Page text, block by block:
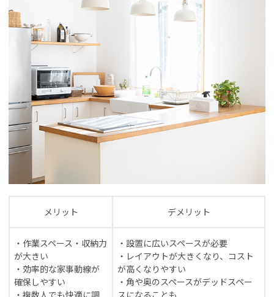
メリット デメリット
・作業スペース・収納力
が大きい
・効率的な家事動線が
確保しやすい
・設置に広いスペースが必要
・レイアウトが大きくなり、コスト
が高くなりやすい
・角や奥のスペースがデッドスペー